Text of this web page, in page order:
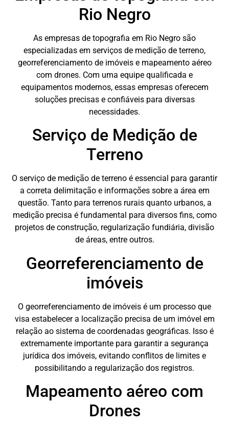
Rio Negro
As empresas de topografia em Rio Negro são
especializadas em serviços de medição de terreno,
georreferenciamento de imóveis e mapeamento aéreo
com drones. Com uma equipe qualificada e
equipamentos modernos, essas empresas oferecem
soluções precisas e confiáveis para diversas
necessidades.
Serviço de Medição de
Terreno
O serviço de medição de terreno é essencial para garantir
a correta delimitação e informações sobre a área em
questão. Tanto para terrenos rurais quanto urbanos, a
medição precisa é fundamental para diversos fins, como
projetos de construção, regularização fundiária, divisão
de áreas, entre outros.
Georreferenciamento de
imóveis
O georreferenciamento de imóveis é um processo que
visa estabelecer a localização precisa de um imóvel em
relação ao sistema de coordenadas geográficas. Isso é
extremamente importante para garantir a segurança
jurídica dos imóveis, evitando conflitos de limites e
possibilitando a regularização dos registros.
Mapeamento aéreo com
Drones